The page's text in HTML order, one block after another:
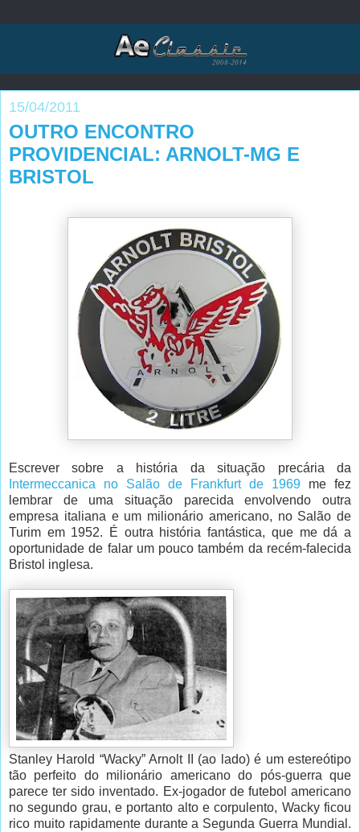
15/04/2011
OUTRO ENCONTRO
PROVIDENCIAL: ARNOLT-MG E
BRISTOL
Escrever sobre a história da situação precária da
Intermeccanica no Salão de Frankfurt de 1969 me fez
lembrar de uma situação parecida envolvendo outra
empresa italiana e um milionário americano, no Salão de
Turim em 1952. É outra história fantástica, que me dá a
oportunidade de falar um pouco também da recém-falecida
Bristol inglesa.
Stanley Harold “Wacky” Arnolt II (ao lado) é um estereótipo
tão perfeito do milionário americano do pós-guerra que
parece ter sido inventado. Ex-jogador de futebol americano
no segundo grau, e portanto alto e corpulento, Wacky ficou
rico muito rapidamente durante a Segunda Guerra Mundial.